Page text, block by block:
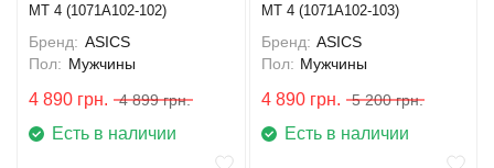
MT 4 (1071A102-102)
Бренд: ASICS
Пол: Мужчины
4 890 грн. 4 899 грн.
Есть в наличии
MT 4 (1071A102-103)
Бренд: ASICS
Пол: Мужчины
4 890 грн. 5 200 грн.
Есть в наличии